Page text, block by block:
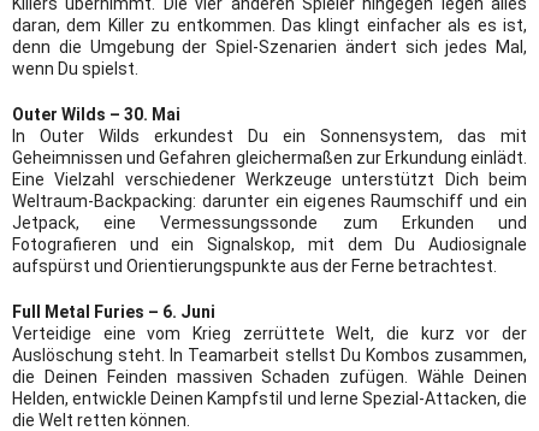
daran, dem Killer zu entkommen. Das klingt einfacher als es ist,
denn die Umgebung der Spiel-Szenarien ändert sich jedes Mal,
wenn Du spielst.
Outer Wilds – 30. Mai
In Outer Wilds erkundest Du ein Sonnensystem, das mit
Geheimnissen und Gefahren gleichermaßen zur Erkundung einlädt.
Eine Vielzahl verschiedener Werkzeuge unterstützt Dich beim
Weltraum-Backpacking: darunter ein eigenes Raumschiff und ein
Jetpack, eine Vermessungssonde zum Erkunden und
Fotografieren und ein Signalskop, mit dem Du Audiosignale
aufspürst und Orientierungspunkte aus der Ferne betrachtest.
Full Metal Furies – 6. Juni
Verteidige eine vom Krieg zerrüttete Welt, die kurz vor der
Auslöschung steht. In Teamarbeit stellst Du Kombos zusammen,
die Deinen Feinden massiven Schaden zufügen. Wähle Deinen
Helden, entwickle Deinen Kampfstil und lerne Spezial-Attacken, die
die Welt retten können.